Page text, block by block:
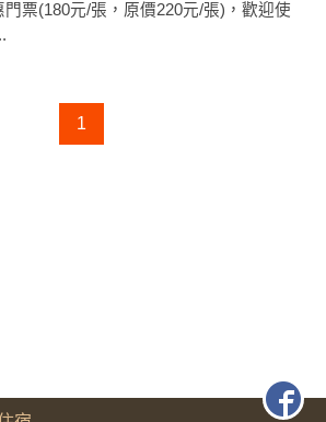
門票(180元/張，原價220元/張)，歡迎使
1